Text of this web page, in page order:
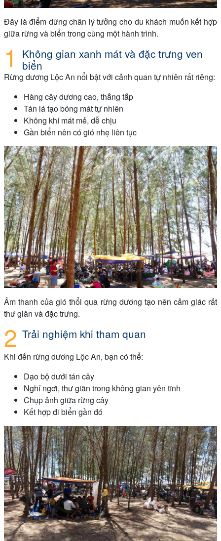
Đây là điểm dừng chân lý tưởng cho du khách muốn kết hợp
giữa rừng và biển trong cùng một hành trình.
Không gian xanh mát và đặc trưng ven
biển
Rừng dương Lộc An nổi bật với cảnh quan tự nhiên rất riêng:
Hàng cây dương cao, thẳng tắp
Tán lá tạo bóng mát tự nhiên
Không khí mát mẻ, dễ chịu
Gần biển nên có gió nhẹ liên tục
Âm thanh của gió thổi qua rừng dương tạo nên cảm giác rất
thư giãn và đặc trưng.
Trải nghiệm khi tham quan
Khi đến rừng dương Lộc An, bạn có thể:
Dạo bộ dưới tán cây
Nghỉ ngơi, thư giãn trong không gian yên tĩnh
Chụp ảnh giữa rừng cây
Kết hợp đi biển gần đó